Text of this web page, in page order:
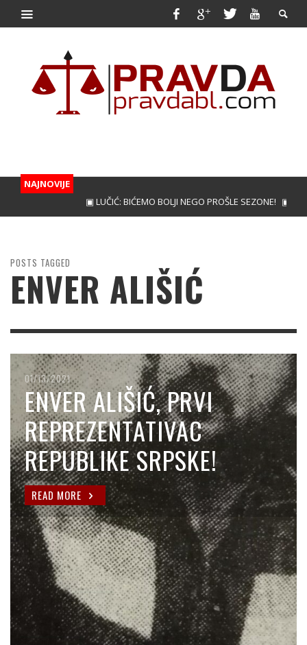
NAJNOVIJE
▣ LUČIĆ: BIĆEMO BOLJI NEGO PROŠLE SEZONE! ▣ KUNIĆ
POSTS TAGGED
ENVER ALIŠIĆ
01/13/2021
ENVER ALIŠIĆ, PRVI
REPREZENTATIVAC
REPUBLIKE SRPSKE!
READ MORE